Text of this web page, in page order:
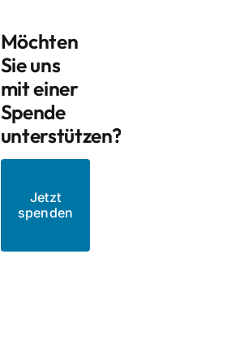
Möchten
Sie uns
mit einer
Spende
unterstützen?
Jetzt
spenden